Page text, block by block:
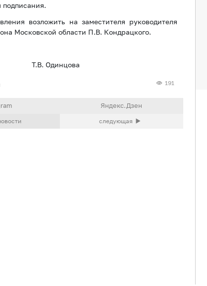
подписания.
возложить на заместителя руководителя
Московской области П.В. Кондрацкого.
Одинцова
191